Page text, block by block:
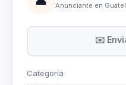
Anunciante en
✉️
Categoría